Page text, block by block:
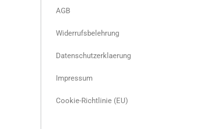
AGB
Widerrufsbelehrung
Datenschutzerklaerung
Impressum
Cookie-Richtlinie (EU)